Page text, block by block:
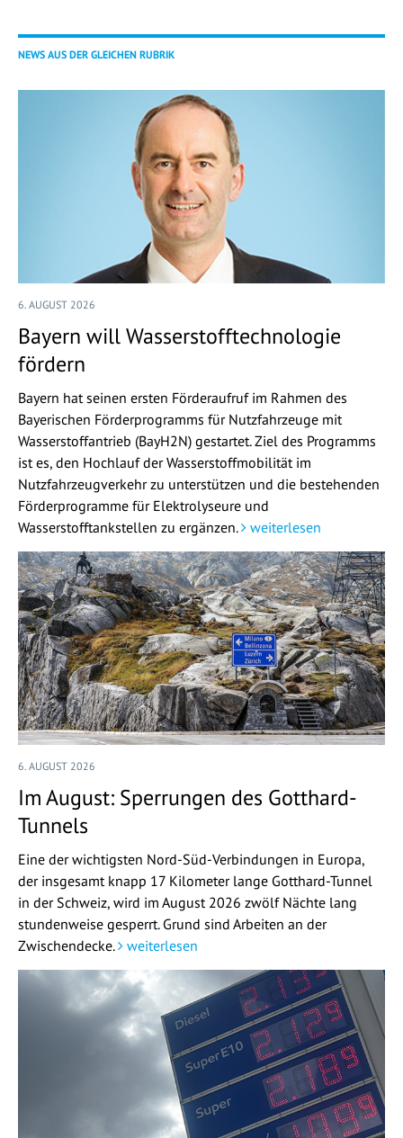
NEWS AUS DER GLEICHEN RUBRIK
6. AUGUST 2026
Bayern will Wasserstofftechnologie
fördern
Bayern hat seinen ersten Förderaufruf im Rahmen des
Bayerischen Förderprogramms für Nutzfahrzeuge mit
Wasserstoffantrieb (BayH2N) gestartet. Ziel des Programms
ist es, den Hochlauf der Wasserstoffmobilität im
Nutzfahrzeugverkehr zu unterstützen und die bestehenden
Förderprogramme für Elektrolyseure und
Wasserstofftankstellen zu ergänzen.
weiterlesen
6. AUGUST 2026
Im August: Sperrungen des Gotthard-
Tunnels
Eine der wichtigsten Nord-Süd-Verbindungen in Europa,
der insgesamt knapp 17 Kilometer lange Gotthard-Tunnel
in der Schweiz, wird im August 2026 zwölf Nächte lang
stundenweise gesperrt. Grund sind Arbeiten an der
Zwischendecke.
weiterlesen